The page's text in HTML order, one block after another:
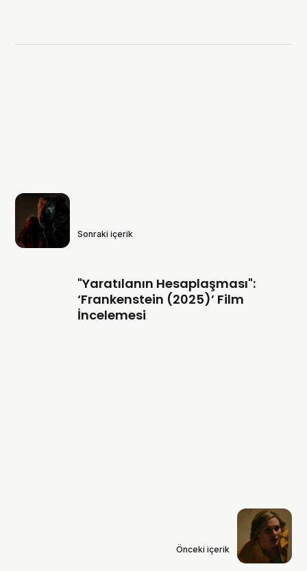
Sonraki içerik
"Yaratılanın Hesaplaşması":
‘Frankenstein (2025)’ Film
İncelemesi
Önceki içerik